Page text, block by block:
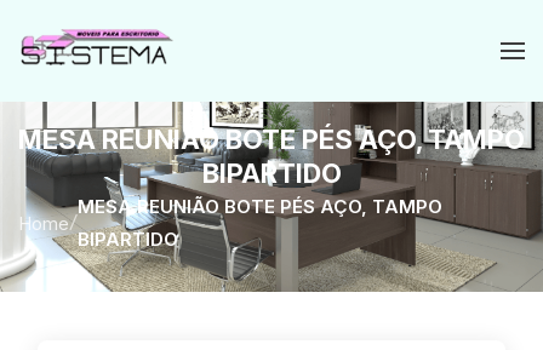
MESA REUNIÃO BOTE PÉS AÇO, TAMPO
BIPARTIDO
Home/
MESA REUNIÃO BOTE PÉS AÇO, TAMPO
BIPARTIDO